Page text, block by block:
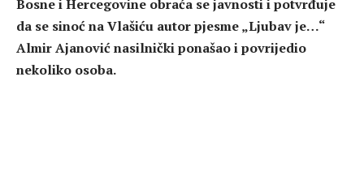
Bosne i Hercegovine obraća se javnosti i potvrđuje
da se sinoć na Vlašiću autor pjesme „Ljubav je…“
Almir Ajanović nasilnički ponašao i povrijedio
nekoliko osoba.